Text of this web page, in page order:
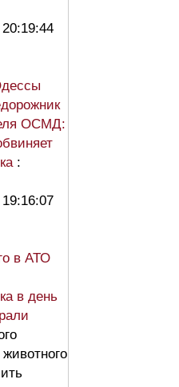
ОСМД:
:
в АТО
в день
животного